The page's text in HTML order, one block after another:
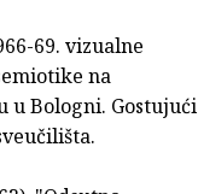
69. vizualne
na
u Bologni. Gostujući